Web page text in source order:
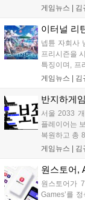
작을 제한 없
세계 누구나
게임뉴스 | 김
이터널 리
넵튠 자회사
프리시즌을
특징이며, 프
다. 실험체
대를 모으고
게임뉴스 | 김
반지하게
서울 2033
플레이어는
복원하고 총
이번 게임은
개발에 박차
게임뉴스 | 김
원스토어,
원스토어가
Games’를